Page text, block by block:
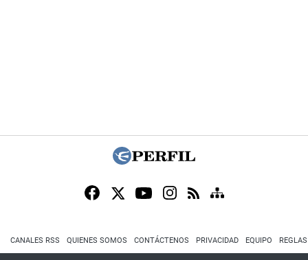
CANALES RSS QUIENES SOMOS CONTÁCTENOS PRIVACIDAD EQUIPO